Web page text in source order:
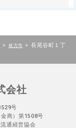
> 枚方市 > 長尾谷町１丁
会社
号
商）第1508号
通経営協会